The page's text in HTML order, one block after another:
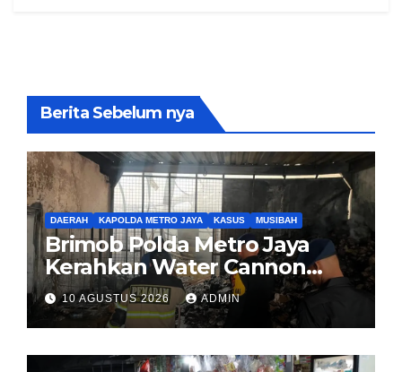
Berita Sebelum nya
DAERAH KAPOLDA METRO JAYA KASUS MUSIBAH
Brimob Polda Metro Jaya
Kerahkan Water Cannon
Bantu Padamkan Kebakaran
Gudang di Kosambi
Tangerang
10 AGUSTUS 2026 ADMIN